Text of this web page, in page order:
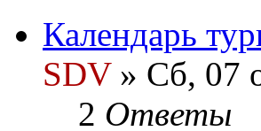
Календарь
SDV» Сб, 07
2 Ответы